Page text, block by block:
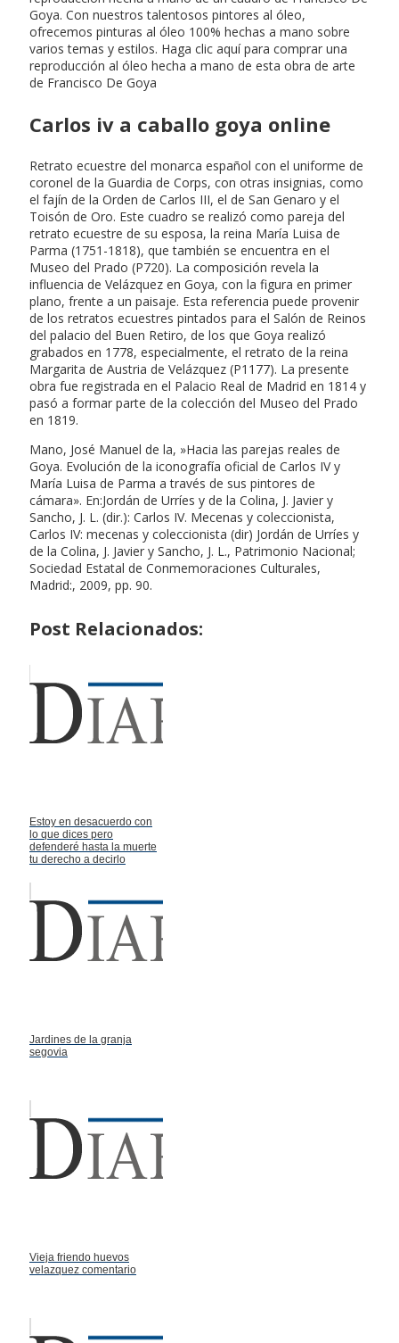
Goya. Con nuestros talentosos pintores al óleo,
ofrecemos pinturas al óleo 100% hechas a mano sobre
varios temas y estilos. Haga clic aquí para comprar una
reproducción al óleo hecha a mano de esta obra de arte
de Francisco De Goya
Carlos iv a caballo goya online
Retrato ecuestre del monarca español con el uniforme de
coronel de la Guardia de Corps, con otras insignias, como
el fajín de la Orden de Carlos III, el de San Genaro y el
Toisón de Oro. Este cuadro se realizó como pareja del
retrato ecuestre de su esposa, la reina María Luisa de
Parma (1751-1818), que también se encuentra en el
Museo del Prado (P720). La composición revela la
influencia de Velázquez en Goya, con la figura en primer
plano, frente a un paisaje. Esta referencia puede provenir
de los retratos ecuestres pintados para el Salón de Reinos
del palacio del Buen Retiro, de los que Goya realizó
grabados en 1778, especialmente, el retrato de la reina
Margarita de Austria de Velázquez (P1177). La presente
obra fue registrada en el Palacio Real de Madrid en 1814 y
pasó a formar parte de la colección del Museo del Prado
en 1819.
Mano, José Manuel de la, »Hacia las parejas reales de
Goya. Evolución de la iconografía oficial de Carlos IV y
María Luisa de Parma a través de sus pintores de
cámara». En:Jordán de Urríes y de la Colina, J. Javier y
Sancho, J. L. (dir.): Carlos IV. Mecenas y coleccionista,
Carlos IV: mecenas y coleccionista (dir) Jordán de Urríes y
de la Colina, J. Javier y Sancho, J. L., Patrimonio Nacional;
Sociedad Estatal de Conmemoraciones Culturales,
Madrid:, 2009, pp. 90.
Post Relacionados:
Estoy en desacuerdo con
lo que dices pero
defenderé hasta la muerte
tu derecho a decirlo
Jardines de la granja
segovia
Vieja friendo huevos
velazquez comentario